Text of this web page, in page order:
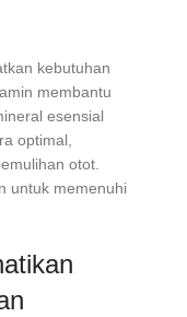
kebutuhan
membantu
esensial
optimal,
otot.
untuk memenuhi